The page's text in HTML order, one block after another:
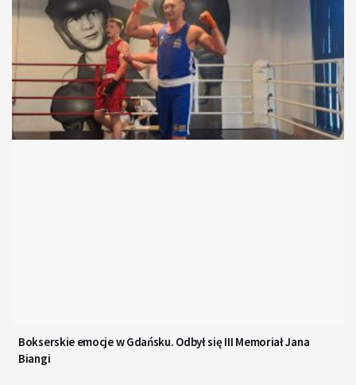
Bokserskie emocje w Gdańsku. Odbył się III Memoriał Jana
Biangi